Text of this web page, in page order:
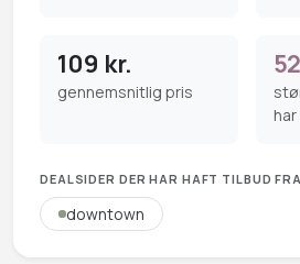
109 kr.
gennemsnitlig pris
DEALSIDER DER HAR HAFT TILBUD
downtown